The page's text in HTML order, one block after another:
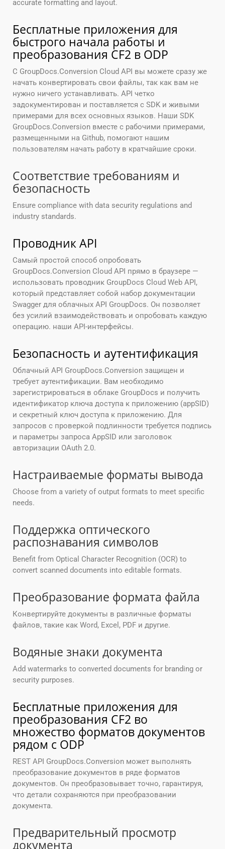
accurate formatting and layout.
Бесплатные приложения для
быстрого начала работы и
преобразования CF2 в ODP
С GroupDocs.Conversion Cloud API вы можете сразу же
начать конвертировать свои файлы, так как вам не
нужно ничего устанавливать. API четко
задокументирован и поставляется с SDK и живыми
примерами для всех основных языков. Наши SDK
GroupDocs.Conversion вместе с рабочими примерами,
размещенными на Github, помогают нашим
пользователям начать работу в кратчайшие сроки.
Соответствие требованиям и
безопасность
Ensure compliance with data security regulations and
industry standards.
Проводник API
Самый простой способ опробовать
GroupDocs.Conversion Cloud API прямо в браузере —
использовать проводник GroupDocs Cloud Web API,
который представляет собой набор документации
Swagger для облачных API GroupDocs. Он позволяет
без усилий взаимодействовать и опробовать каждую
операцию. наши API-интерфейсы.
Безопасность и аутентификация
Облачный API GroupDocs.Conversion защищен и
требует аутентификации. Вам необходимо
зарегистрироваться в облаке GroupDocs и получить
идентификатор ключа доступа к приложению (appSID)
и секретный ключ доступа к приложению. Для
запросов с проверкой подлинности требуется подпись
и параметры запроса AppSID или заголовок
авторизации OAuth 2.0.
Настраиваемые форматы вывода
Choose from a variety of output formats to meet specific
needs.
Поддержка оптического
распознавания символов
Benefit from Optical Character Recognition (OCR) to
convert scanned documents into editable formats.
Преобразование формата файла
Конвертируйте документы в различные форматы
файлов, такие как Word, Excel, PDF и другие.
Водяные знаки документа
Add watermarks to converted documents for branding or
security purposes.
Бесплатные приложения для
преобразования CF2 во
множество форматов документов
рядом с ODP
REST API GroupDocs.Conversion может выполнять
преобразование документов в ряде форматов
документов. Он преобразовывает точно, гарантируя,
что детали сохраняются при преобразовании
документа.
Предварительный просмотр
документа